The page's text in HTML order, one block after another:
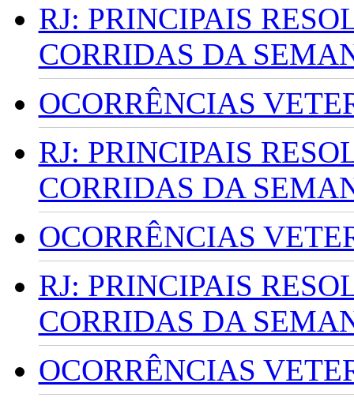
RJ: PRINCIPAIS
CORRIDAS DA
OCORRÊNCIAS
RJ: PRINCIPAIS
CORRIDAS DA
OCORRÊNCIAS
RJ: PRINCIPAIS
CORRIDAS DA
OCORRÊNCIAS